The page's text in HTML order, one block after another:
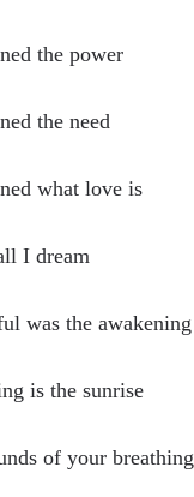
the power
the need
what love is
I dream
was the awakening
is the sunrise
of your breathing